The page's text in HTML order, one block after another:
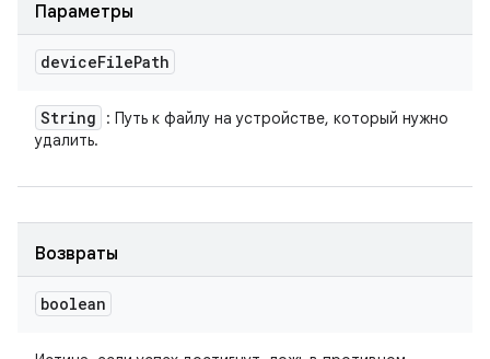
Параметры
deviceFilePath
String
: Путь к файлу на устройстве, который нужно
удалить.
Возвраты
boolean